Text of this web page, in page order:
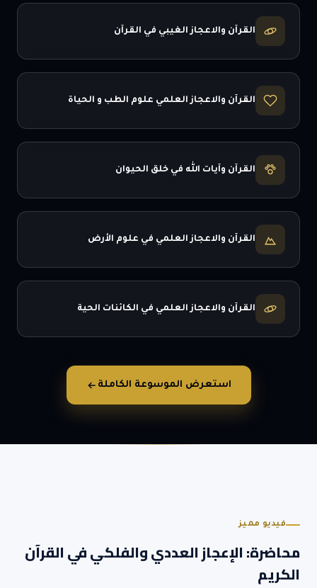
القرآن والاعجاز الغيبي في القرآن
القرآن والاعجاز العلمي علوم الطب و الحياة
القرآن وآيات الله في خلق الحيوان
القرآن والاعجاز العلمي في علوم الأرض
القرآن والاعجاز العلمي في الكائنات الحية
استعرض الموسوعة الكاملة
فيديو مميز
محاضرة: الإعجاز العددي والفلكي في القرآن
الكريم